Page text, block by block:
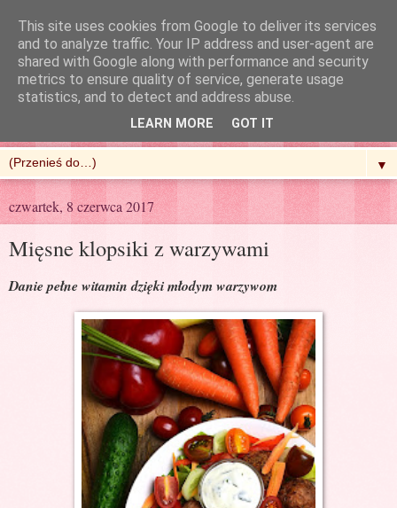
R'n'G Kitchen
▼
czwartek, 8 czerwca 2017
Mięsne klopsiki z warzywami
Danie pełne witamin dzięki młodym warzywom
This site uses cookies from Google to deliver its services
and to analyze traffic. Your IP address and user-agent are
shared with Google along with performance and security
metrics to ensure quality of service, generate usage
statistics, and to detect and address abuse.
LEARN MORE GOT IT